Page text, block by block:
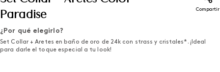
Paradise
Compartir
¿Por qué elegirlo?
Set Collar + Aretes en baño de oro de 24k con strass y cristales*. ¡Ideal
para darle el toque especial a tu look!